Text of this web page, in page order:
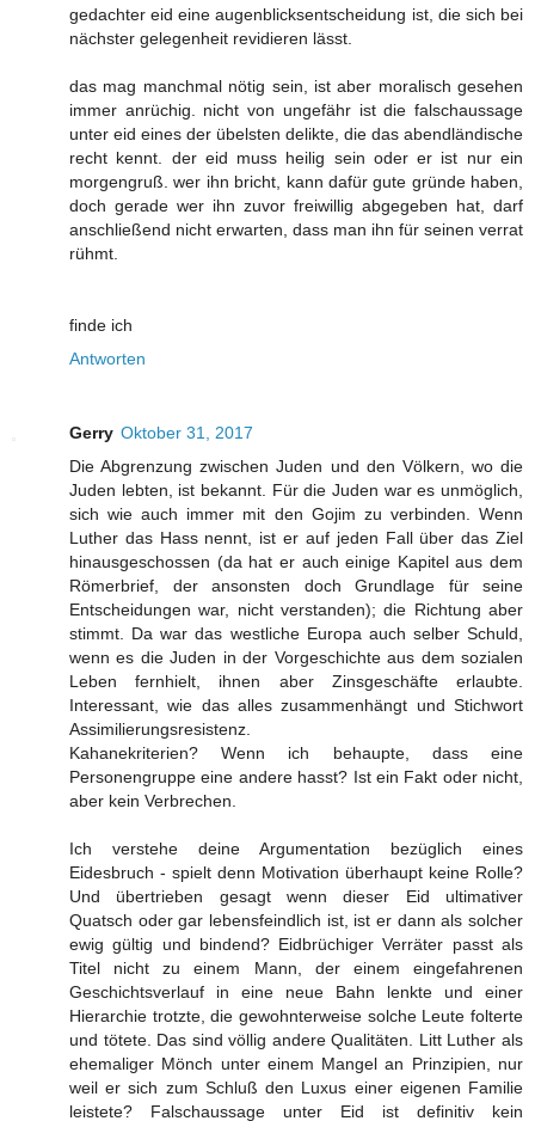
gedachter eid eine augenblicksentscheidung ist, die sich bei
nächster gelegenheit revidieren lässt.
das mag manchmal nötig sein, ist aber moralisch gesehen
immer anrüchig. nicht von ungefähr ist die falschaussage
unter eid eines der übelsten delikte, die das abendländische
recht kennt. der eid muss heilig sein oder er ist nur ein
morgengruß. wer ihn bricht, kann dafür gute gründe haben,
doch gerade wer ihn zuvor freiwillig abgegeben hat, darf
anschließend nicht erwarten, dass man ihn für seinen verrat
rühmt.
finde ich
Antworten
Gerry Oktober 31, 2017
Die Abgrenzung zwischen Juden und den Völkern, wo die
Juden lebten, ist bekannt. Für die Juden war es unmöglich,
sich wie auch immer mit den Gojim zu verbinden. Wenn
Luther das Hass nennt, ist er auf jeden Fall über das Ziel
hinausgeschossen (da hat er auch einige Kapitel aus dem
Römerbrief, der ansonsten doch Grundlage für seine
Entscheidungen war, nicht verstanden); die Richtung aber
stimmt. Da war das westliche Europa auch selber Schuld,
wenn es die Juden in der Vorgeschichte aus dem sozialen
Leben fernhielt, ihnen aber Zinsgeschäfte erlaubte.
Interessant, wie das alles zusammenhängt und Stichwort
Assimilierungsresistenz.
Kahanekriterien? Wenn ich behaupte, dass eine
Personengruppe eine andere hasst? Ist ein Fakt oder nicht,
aber kein Verbrechen.
Ich verstehe deine Argumentation bezüglich eines
Eidesbruch - spielt denn Motivation überhaupt keine Rolle?
Und übertrieben gesagt wenn dieser Eid ultimativer
Quatsch oder gar lebensfeindlich ist, ist er dann als solcher
ewig gültig und bindend? Eidbrüchiger Verräter passt als
Titel nicht zu einem Mann, der einem eingefahrenen
Geschichtsverlauf in eine neue Bahn lenkte und einer
Hierarchie trotzte, die gewohnterweise solche Leute folterte
und tötete. Das sind völlig andere Qualitäten. Litt Luther als
ehemaliger Mönch unter einem Mangel an Prinzipien, nur
weil er sich zum Schluß den Luxus einer eigenen Familie
leistete? Falschaussage unter Eid ist definitiv kein